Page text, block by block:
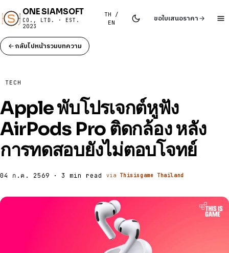
ONE SIAMSOFT
CO., LTD. · EST.
2023
TH /
EN
ขอใบเสนอราคา
กลับไปหน้ารวมบทความ
TECH
Apple พับโปรเจกต์หูฟัง
AirPods Pro ติดกล้อง หลัง
การทดสอบยังไม่ตอบโจทย์
04 ก.ค. 2569 · 3 min read via Thisisgame Thailand